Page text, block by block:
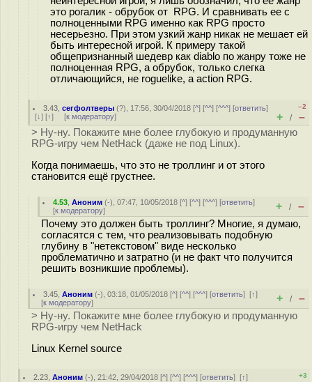
это рогалик - обрубок от RPG. И сравнивать ее с
полноценными RPG именно как RPG просто
несерьезно. При этом узкий жанр никак не мешает ей
быть интересной игрой. К примеру такой
общепризнанный шедевр как diablo по жанру тоже не
полноценная RPG, а обрубок, только слегка
отличающийся, не roguelike, а action RPG.
3.43 ,сегфолтверы (?), 17:56, 30/04/2018 [^] [^^] [^^^] [ответить]
[↓] [↑] [к модератору]
–2
+ / –
> Ну-ну. Покажите мне более глубокую и продуманную
RPG-игру чем NetHack (даже не под Linux).
Когда понимаешь, что это не троллинг и от этого
становится ещё грустнее.
4.53 ,Аноним (-), 07:47, 10/05/2018 [^] [^^] [^^^] [ответить]
[к модератору] + / –
Почему это должен быть троллинг? Многие, я думаю,
согласятся с тем, что реализовывать подобную
глубину в "нетекстовом" виде несколько
проблематично и затратно (и не факт что получится
решить возникшие проблемы).
3.45 ,Аноним (-), 03:18, 01/05/2018 [^] [^^] [^^^] [ответить][↑]
[к модератору] + / –
> Ну-ну. Покажите мне более глубокую и продуманную
RPG-игру чем NetHack
Linux Kernel source
2.23 ,Аноним (-), 21:42, 29/04/2018 [^] [^^] [^^^] [ответить][↑]
+3